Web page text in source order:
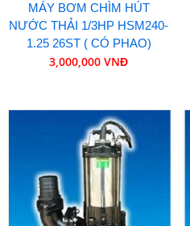
MÁY BƠM CHÌM HÚT
NƯỚC THẢI 1/3HP HSM240-
1.25 26ST ( CÓ PHAO)
3,000,000 VNĐ